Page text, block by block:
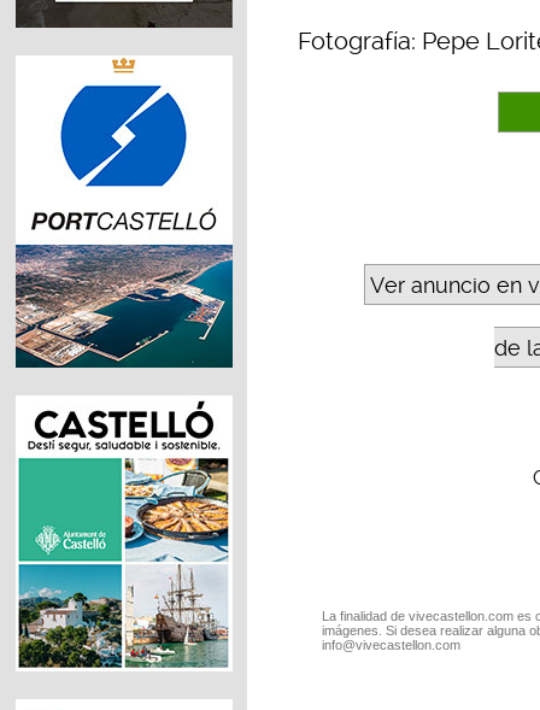
Fotografía: Pepe
Ver anuncio en
de
La finalidad de vivecastellon.com
imágenes. Si desea realizar alguna
info@vivecastellon.com